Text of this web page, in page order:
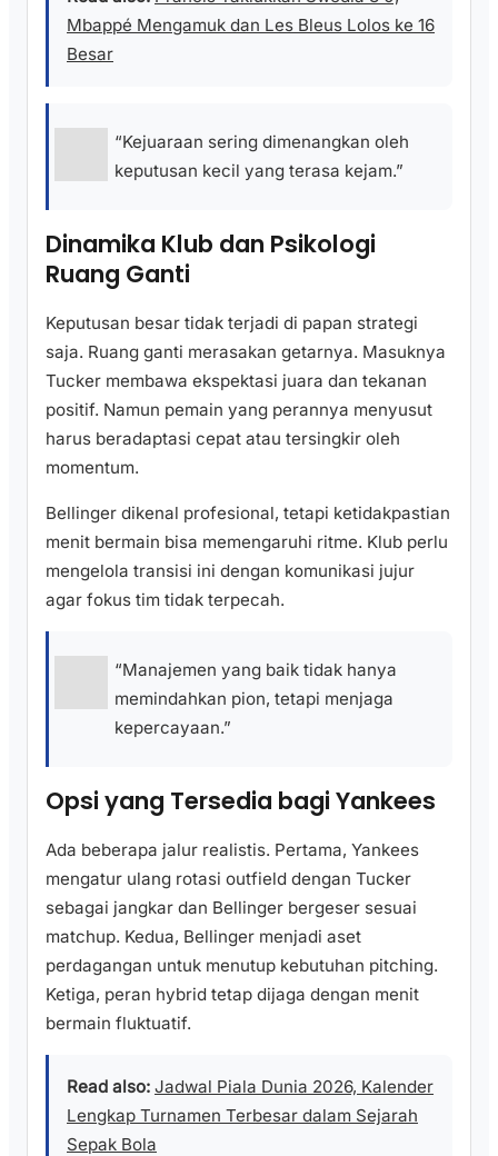
Mbappé Mengamuk dan Les Bleus Lolos ke 16
Besar
“Kejuaraan sering dimenangkan oleh
keputusan kecil yang terasa kejam.”
Dinamika Klub dan Psikologi
Ruang Ganti
Keputusan besar tidak terjadi di papan strategi
saja. Ruang ganti merasakan getarnya. Masuknya
Tucker membawa ekspektasi juara dan tekanan
positif. Namun pemain yang perannya menyusut
harus beradaptasi cepat atau tersingkir oleh
momentum.
Bellinger dikenal profesional, tetapi ketidakpastian
menit bermain bisa memengaruhi ritme. Klub perlu
mengelola transisi ini dengan komunikasi jujur
agar fokus tim tidak terpecah.
“Manajemen yang baik tidak hanya
memindahkan pion, tetapi menjaga
kepercayaan.”
Opsi yang Tersedia bagi Yankees
Ada beberapa jalur realistis. Pertama, Yankees
mengatur ulang rotasi outfield dengan Tucker
sebagai jangkar dan Bellinger bergeser sesuai
matchup. Kedua, Bellinger menjadi aset
perdagangan untuk menutup kebutuhan pitching.
Ketiga, peran hybrid tetap dijaga dengan menit
bermain fluktuatif.
Read also: Jadwal Piala Dunia 2026, Kalender
Lengkap Turnamen Terbesar dalam Sejarah
Sepak Bola